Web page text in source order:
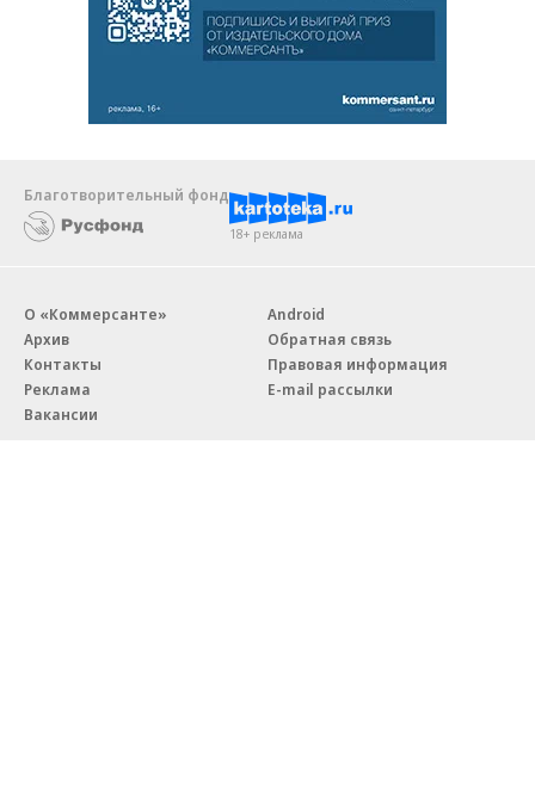
Благотворительный фонд
18+ реклама
О «Коммерсанте»
Архив
Контакты
Реклама
Вакансии
Android
Обратная связь
Правовая информация
E-mail рассылки